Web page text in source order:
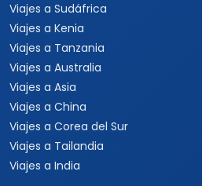
Viajes a Sudáfrica
Viajes a Kenia
Viajes a Tanzania
Viajes a Australia
Viajes a Asia
Viajes a China
Viajes a Corea del Sur
Viajes a Tailandia
Viajes a India